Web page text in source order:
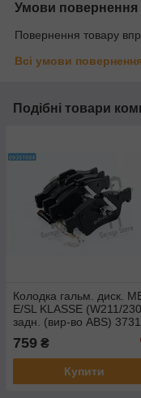
Умови повернення
Повернення товару
Всі умови повернення
Подібні товари
Колодка гальм. диск.
E/SL KLASSE (W211/
задн. (вир-во ABS)
759 ₴
Купити